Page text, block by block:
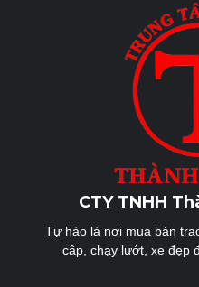
CTY TNHH
Tự hào là nơi mua bán
câp, chạy lướt, xe đẹp